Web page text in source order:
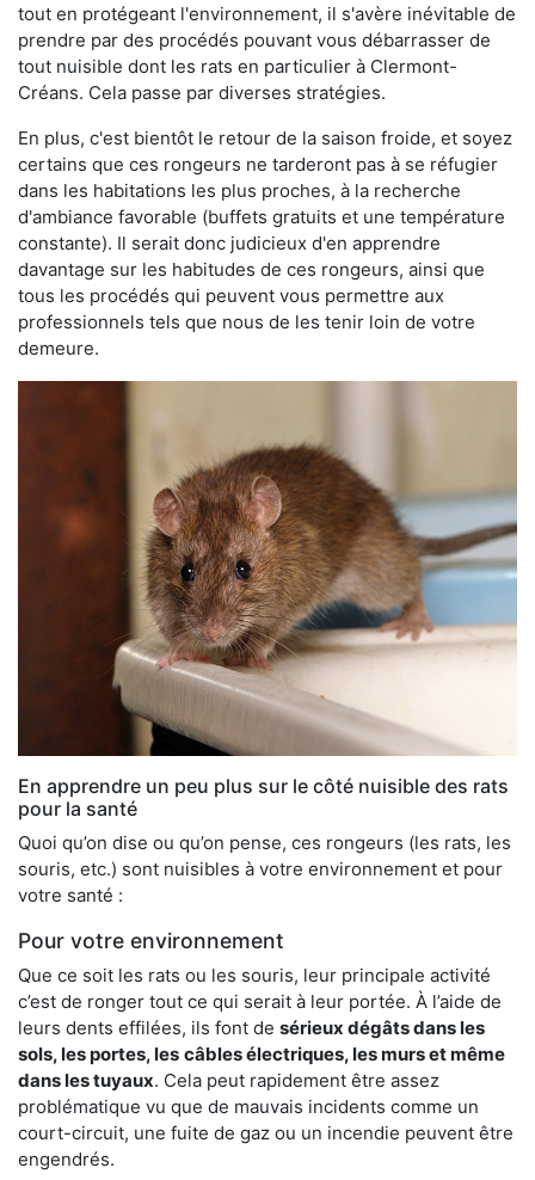
tout en protégeant l'environnement, il s'avère inévitable de
prendre par des procédés pouvant vous débarrasser de
tout nuisible dont les rats en particulier à Clermont-
Créans. Cela passe par diverses stratégies.
En plus, c'est bientôt le retour de la saison froide, et soyez
certains que ces rongeurs ne tarderont pas à se réfugier
dans les habitations les plus proches, à la recherche
d'ambiance favorable (buffets gratuits et une température
constante). Il serait donc judicieux d'en apprendre
davantage sur les habitudes de ces rongeurs, ainsi que
tous les procédés qui peuvent vous permettre aux
professionnels tels que nous de les tenir loin de votre
demeure.
En apprendre un peu plus sur le côté nuisible des rats
pour la santé
Quoi qu’on dise ou qu’on pense, ces rongeurs (les rats, les
souris, etc.) sont nuisibles à votre environnement et pour
votre santé :
Pour votre environnement
Que ce soit les rats ou les souris, leur principale activité
c’est de ronger tout ce qui serait à leur portée. À l’aide de
leurs dents effilées, ils font de sérieux dégâts dans les
sols, les portes, les câbles électriques, les murs et même
dans les tuyaux. Cela peut rapidement être assez
problématique vu que de mauvais incidents comme un
court-circuit, une fuite de gaz ou un incendie peuvent être
engendrés.